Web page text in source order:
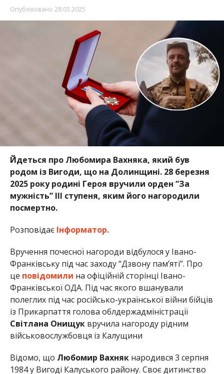
Опубліковано 28.03.2025
Йдеться про Любомира Вахняка, який був
родом із Вигоди, що на Долинщині. 28 березня
2025 року родині Героя вручили орден “За
мужність” ІІІ ступеня, яким його нагородили
посмертно.
Розповідає Інформатор.
Вручення почесної нагороди відбулося у Івано-
Франківську під час заходу “Дзвону пам’яті”. Про
це повідомили на офіційній сторінці Івано-
Франківської ОДА. Під час якого вшанували
полеглих під час російсько-української війни бійців
із Прикарпаття голова облдержадміністрації
Світлана Онищуквручила нагороду рідним
військовослужбовця із Калущини
Відомо, що Любомир Вахнякнародився 3 серпня
1984 у Вигоді Калуського району. Своє дитинство